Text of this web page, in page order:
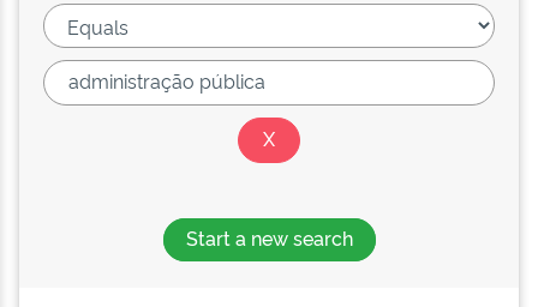
Start a new search